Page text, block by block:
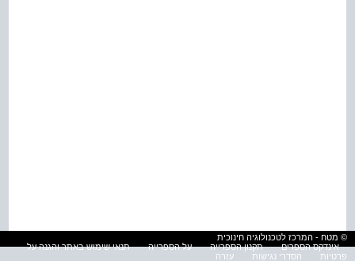
© מטח - המרכז לטכנולוגיה חינוכית
אינדקס הספרים
תקנון הספרייה על הספרייה
תנאי שימוש באתר והגנה על
פרטיות
הסדרי נגישות עזרה